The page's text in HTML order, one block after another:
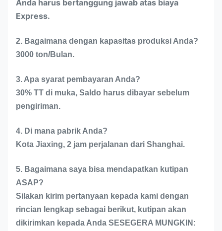
Anda harus bertanggung jawab atas biaya
Express.
2. Bagaimana dengan kapasitas produksi Anda?
3000 ton/Bulan.
3. Apa syarat pembayaran Anda?
30% TT di muka, Saldo harus dibayar sebelum
pengiriman.
4. Di mana pabrik Anda?
Kota Jiaxing, 2 jam perjalanan dari Shanghai.
5. Bagaimana saya bisa mendapatkan kutipan
ASAP?
Silakan kirim pertanyaan kepada kami dengan
rincian lengkap sebagai berikut, kutipan akan
dikirimkan kepada Anda SESEGERA MUNGKIN: